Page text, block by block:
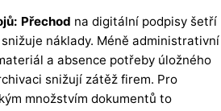
Přechod na digitální podpisy šetří
náklady. Méně administrativní
a absence potřeby úložného
snižují zátěž firem. Pro
množstvím dokumentů to